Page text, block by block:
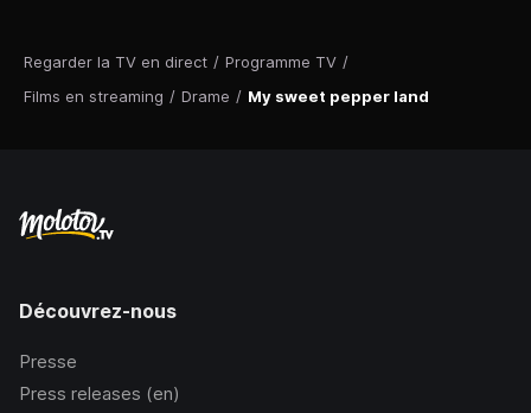
Regarder la TV en direct / Programme TV /
Films en streaming / Drame / My sweet pepper land
Découvrez-nous
Presse
Press releases (en)